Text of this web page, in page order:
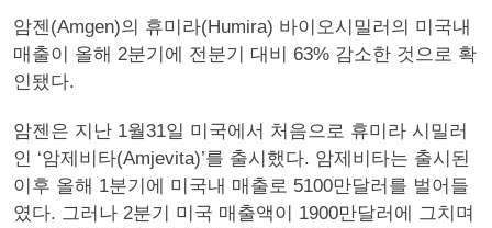
암젠(Amgen)의 휴미라(Humira) 바이오시밀러의 미국내
매출이 올해 2분기에 전분기 대비 63% 감소한 것으로 확
인됐다.
암젠은 지난 1월31일 미국에서 처음으로 휴미라 시밀러
인 ‘암제비타(Amjevita)’를 출시했다. 암제비타는 출시된
이후 올해 1분기에 미국내 매출로 5100만달러를 벌어들
였다. 그러나 2분기 미국 매출액이 1900만달러에 그치며